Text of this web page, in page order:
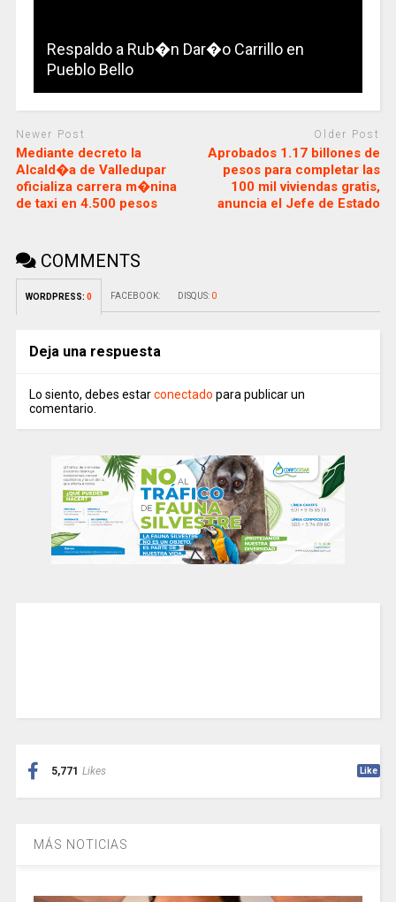
Respaldo a Rub�n Dar�o Carrillo en
Pueblo Bello
Newer Post
Mediante decreto la
Alcald�a de Valledupar
oficializa carrera m�nina
de taxi en 4.500 pesos
Older Post
Aprobados 1.17 billones de
pesos para completar las
100 mil viviendas gratis,
anuncia el Jefe de Estado
COMMENTS
WORDPRESS: 0 FACEBOOK: DISQUS: 0
Deja una respuesta
Lo siento, debes estarconectado para publicar un
comentario.
5,771 Likes Like
MÁS NOTICIAS